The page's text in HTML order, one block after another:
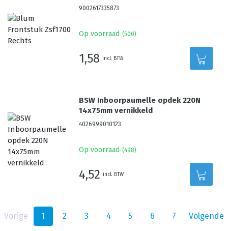
9002617335873
Op voorraad (500)
1,58 incl. BTW
BSW Inboorpaumelle opdek 220N
14x75mm vernikkeld
4026999010123
Op voorraad (498)
4,52 incl. BTW
Vorige 1 2 3 4 5 6 7 Volgende